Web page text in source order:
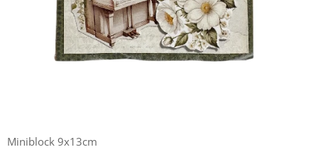
Miniblock 9x13cm